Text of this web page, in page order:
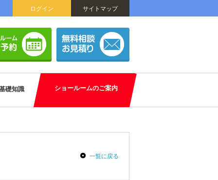
サイトマップ
ログイン
礎知識 ショールームのご案内
一覧に戻る